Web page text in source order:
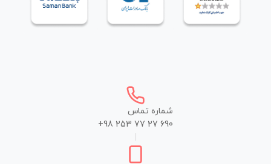
شماره تماس
+98 253 77 27 690